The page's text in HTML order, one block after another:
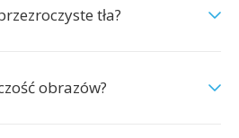
tła?
obrazów?